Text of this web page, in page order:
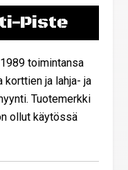
Piste
toimintansa
korttien ja lahja- ja
Tuotemerkki
ollut käytössä